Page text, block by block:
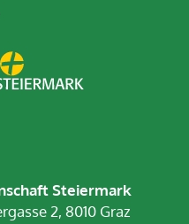
Steiermark
2, 8010 Graz